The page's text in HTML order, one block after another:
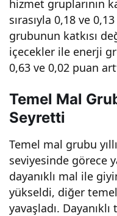
hizmet gruplarının
sırasıyla 0,18 ve
grubunun katkısı
içecekler ile enerji
0,63 ve 0,02 puan
Temel Mal
Seyretti
Temel mal grubu
seviyesinde görece
dayanıklı mal ile
yükseldi, diğer
yavaşladı.